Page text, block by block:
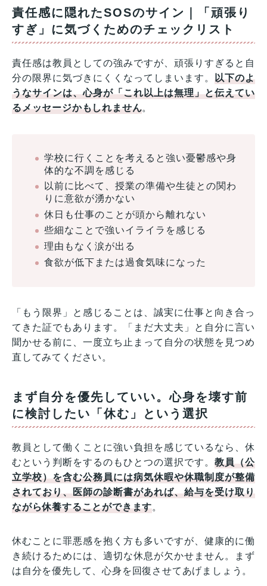
責任感に隠れたSOSのサイン｜「頑張り
すぎ」に気づくためのチェックリスト
責任感は教員としての強みですが、頑張りすぎると自
分の限界に気づきにくくなってしまいます。以下のよ
うなサインは、心身が「これ以上は無理」と伝えてい
るメッセージかもしれません。
学校に行くことを考えると強い憂鬱感や身
体的な不調を感じる
以前に比べて、授業の準備や生徒との関わ
りに意欲が湧かない
休日も仕事のことが頭から離れない
些細なことで強いイライラを感じる
理由もなく涙が出る
食欲が低下または過食気味になった
「もう限界」と感じることは、誠実に仕事と向き合っ
てきた証でもあります。「まだ大丈夫」と自分に言い
聞かせる前に、一度立ち止まって自分の状態を見つめ
直してみてください。
まず自分を優先していい。心身を壊す前
に検討したい「休む」という選択
教員として働くことに強い負担を感じているなら、休
むという判断をするのもひとつの選択です。教員（公
立学校）を含む公務員には病気休暇や休職制度が整備
されており、医師の診断書があれば、給与を受け取り
ながら休養することができます。
休むことに罪悪感を抱く方も多いですが、健康的に働
き続けるためには、適切な休息が欠かせません。まず
は自分を優先して、心身を回復させてあげましょう。